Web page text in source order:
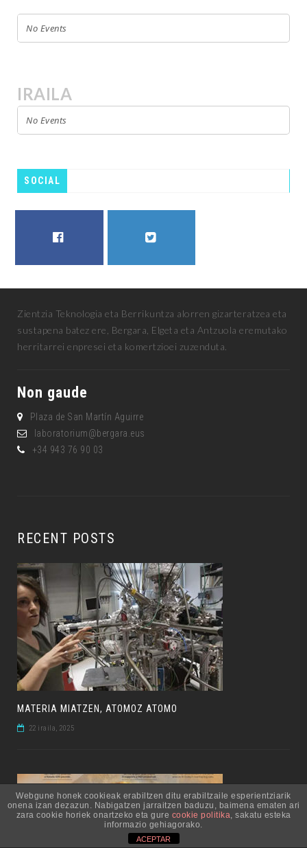
No Events
IRAILA
No Events
SOCIAL
Zientzia Teknologia eta Berrikuntza alorren gizarteratzea eta
sustapena batez ere, Bergara, Elgeta eta Antzuola eremutako
herritarrei enpresei eta komertzioei zuzenduta.
Non gaude
Plaza de San Martín Aguirre
laboratorium@bergara.eus
+34 943 76 90 03
RECENT POSTS
MATERIA MIATZEN, ATOMOZ ATOMO
22 iraila, 2025
Webgune honek cookieak erabiltzen ditu erabiltzaile esperientziarik
onena izan dezazun. Nabigatzen jarraitzen baduzu, baimena ematen ari
zara cookie horiek onartzeko eta gure cookie politika, sakatu esteka
informazio gehiagorako.
ACEPTAR